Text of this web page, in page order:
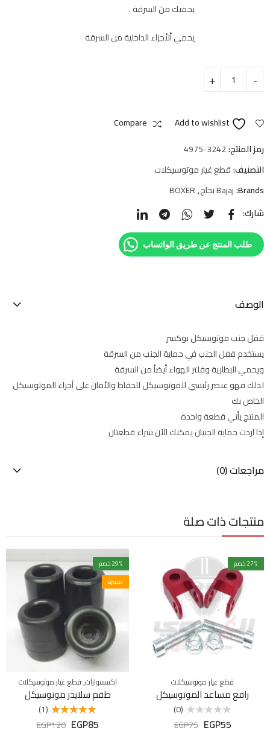
يحميك من السرقة .
يحمي ألأجزاء الداخلية من السرقة
Add to wishlist
Compare
رمز المنتج:4975-3242
التصنيف:قطع غيار موتوسيكلات
Brands: Bajaj بجاج ,
BOXER
شارك:
طلب المنتج عن طريق الواتساب
الوصف
قفل جنب موتوسيكل بوكسر
يستخدم قفل الجنب في حماية الجنب من السرقة
ويحمي البطارية وفلتر الهواء أيضاً من السرقة
لذلك فهو عنصر رئيسي للموتوسيكل للحفاظ والأمان على أجزاء الموتوسيكل
الخاص بك
المنتج يأتي قطعة واحدة
إذا اردت حماية الجنبان يمكنك الآن شراء قطعتان
مراجعات (0)
منتجات ذات صلة
27% خصم
قطع غيار موتوسيكلات
رافع مساعد الموتوسيكل
التقييم
(0)
EGP55
EGP75
29% خصم
مميزة
اكسسوارات,قطع غيار موتوسيكلات
طقم سلايدر موتوسيكل
5.00من 5
(1)
EGP85
EGP120